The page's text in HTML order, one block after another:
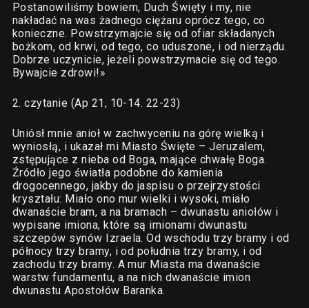
Postanowiliśmy bowiem, Duch Święty i my, nie
nakładać na was żadnego ciężaru oprócz tego, co
konieczne. Powstrzymajcie się od ofiar składanych
bożkom, od krwi, od tego, co uduszone, i od nierządu.
Dobrze uczynicie, jeżeli powstrzymacie się od tego.
Bywajcie zdrowi!»
2. czytanie (Ap 21, 10-14. 22-23)
Uniósł mnie anioł w zachwyceniu na górę wielką i
wyniosłą, i ukazał mi Miasto Święte – Jeruzalem,
zstępujące z nieba od Boga, mające chwałę Boga.
Źródło jego światła podobne do kamienia
drogocennego, jakby do jaspisu o przejrzystości
kryształu: Miało ono mur wielki i wysoki, miało
dwanaście bram, a na bramach – dwunastu aniołów i
wypisane imiona, które są imionami dwunastu
szczepów synów Izraela. Od wschodu trzy bramy i od
północy trzy bramy, i od południa trzy bramy, i od
zachodu trzy bramy. A mur Miasta ma dwanaście
warstw fundamentu, a na nich dwanaście imion
dwunastu Apostołów Baranka.